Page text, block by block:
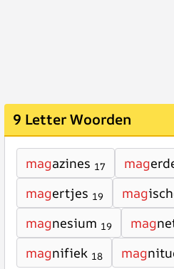
9 Letter Woorden
magazines 17 mag
magertjes 19 mag
magnesium 19 mag
magnifiek 18 mag